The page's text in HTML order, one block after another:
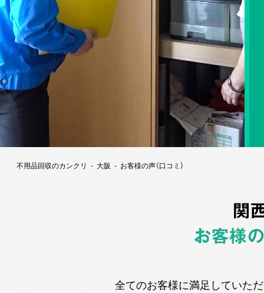
不用品回収のカンクリ 大阪 お客様の声（口コミ）
関
お客様
全てのお客様に満足していた